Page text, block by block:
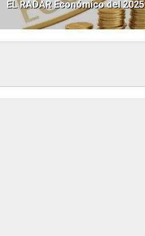
EL RADAR Económico del 2025